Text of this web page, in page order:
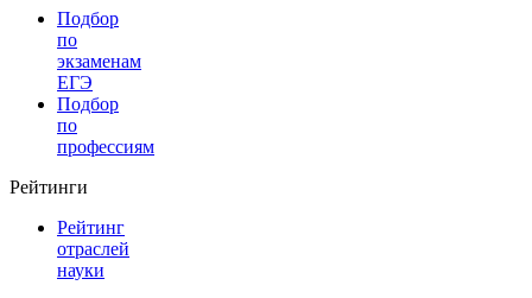
Подбор
по
экзаменам
ЕГЭ
Подбор
по
профессиям
Рейтинги
Рейтинг
отраслей
науки